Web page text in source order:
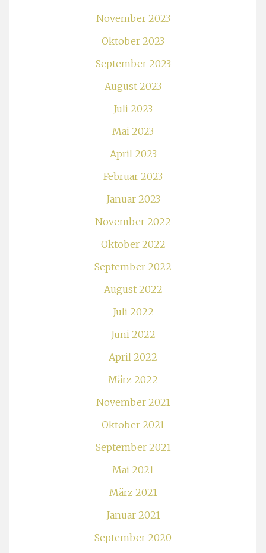
November 2023
Oktober 2023
September 2023
August 2023
Juli 2023
Mai 2023
April 2023
Februar 2023
Januar 2023
November 2022
Oktober 2022
September 2022
August 2022
Juli 2022
Juni 2022
April 2022
März 2022
November 2021
Oktober 2021
September 2021
Mai 2021
März 2021
Januar 2021
September 2020